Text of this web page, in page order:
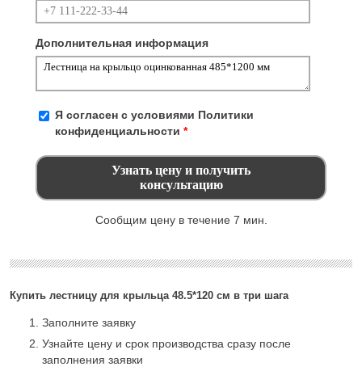
Купить лестницу для крыльца 48.5*120 см в три шага
Заполните заявку
Узнайте цену и срок производства сразу после
заполнения заявки
Дополнительная информация
Я согласен с условиями Политики
конфиденциальности *
Сообщим цену в течение 7 мин.